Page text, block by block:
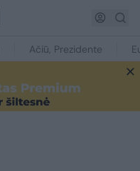
Ačiū, Prezidente